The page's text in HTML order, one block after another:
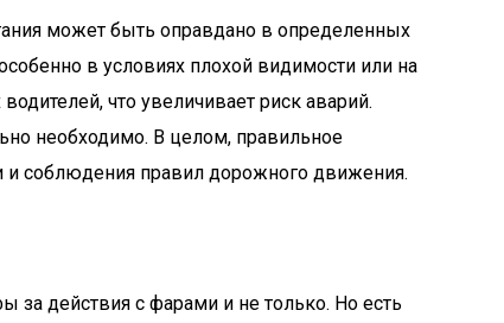
может быть оправдано в определенных
в условиях плохой видимости или на
что увеличивает риск аварий.
необходимо. В целом, правильное
и соблюдения правил дорожного движения.
за действия с фарами и не только. Но есть